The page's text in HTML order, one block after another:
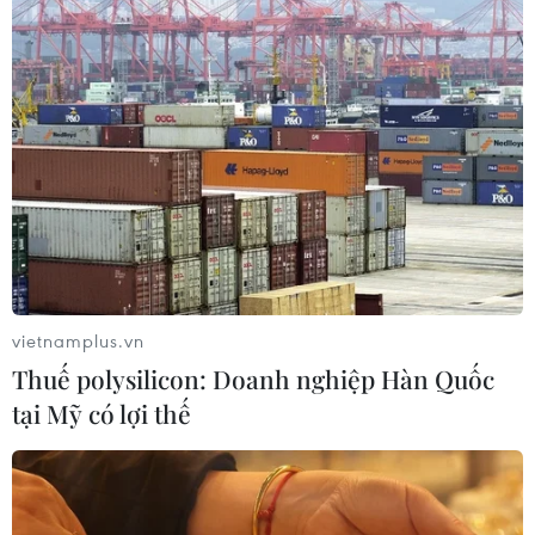
07/08/2026 12:25
Hai người trọng thương do cây đổ
ngang đường đè trúng
07/08/2026 12:16
Cảnh báo lũ trên lưu vực sông Thao
tại trạm Yên Bái
07/08/2026 11:51
Gỡ khó khăn triển khai dự án trọng
điểm quốc gia hồ Ka Pét
07/08/2026 11:24
vietnamplus.vn
Thuế polysilicon: Doanh nghiệp Hàn Quốc
tại Mỹ có lợi thế